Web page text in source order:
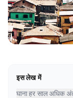
इस लेख में
घाना हर साल अधिक